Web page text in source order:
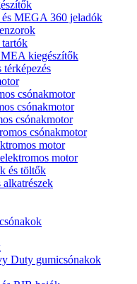
MEGA 360 jeladók
kiegészítők
csónakmotor
csónakmotor
csónakmotor
csónakmotor
motor
motor
és töltők
Duty gumicsónakok